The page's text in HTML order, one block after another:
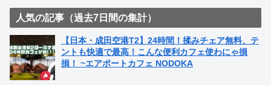
人気の記事（過去7日間の集計）
【日本・成田空港T2】24時間！揉みチェア無料、テ
ントも快適で最高！こんな便利カフェ使わにゃ損
損！ ~エアポートカフェ NODOKA